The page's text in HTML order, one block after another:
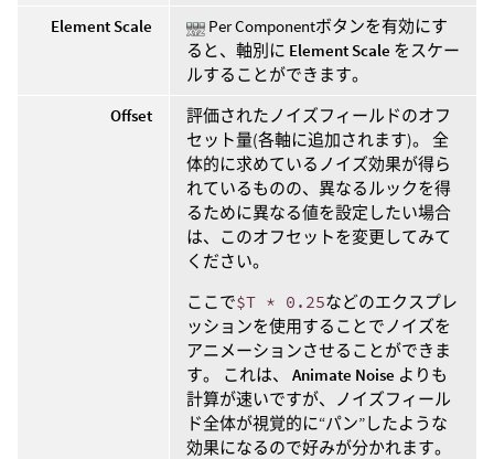
Element Scale
Per Componentボタンを有効にす
ると、軸別に Element Scale をスケー
ルすることができます。
Offset
評価されたノイズフィールドのオフ
セット量(各軸に追加されます)。 全
体的に求めているノイズ効果が得ら
れているものの、異なるルックを得
るために異なる値を設定したい場合
は、このオフセットを変更してみて
ください。
ここで$T * 0.25などのエクスプレ
ッションを使用することでノイズを
アニメーションさせることができま
す。 これは、 Animate Noise よりも
計算が速いですが、ノイズフィール
ド全体が視覚的に“パン”したような
効果になるので好みが分かれます。